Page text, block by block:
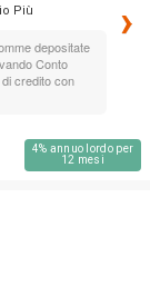
Più
depositate
Conto
credito con
›
4% annuo lordo per
12 mesi